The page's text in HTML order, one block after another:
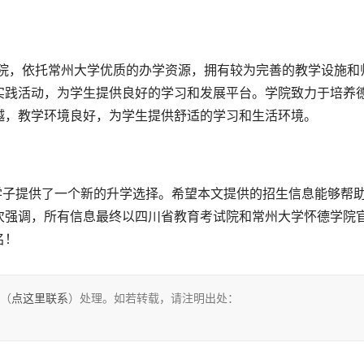
活动，为学生提供良好的学习和发展平台。学院致力于培养
教学环境良好，为学生提供舒适的学习和生活环境。
调，所有信息最终以四川省教育考试院和常州大学怀德学院
点这里联系）处理。如若转载，请注明出处：